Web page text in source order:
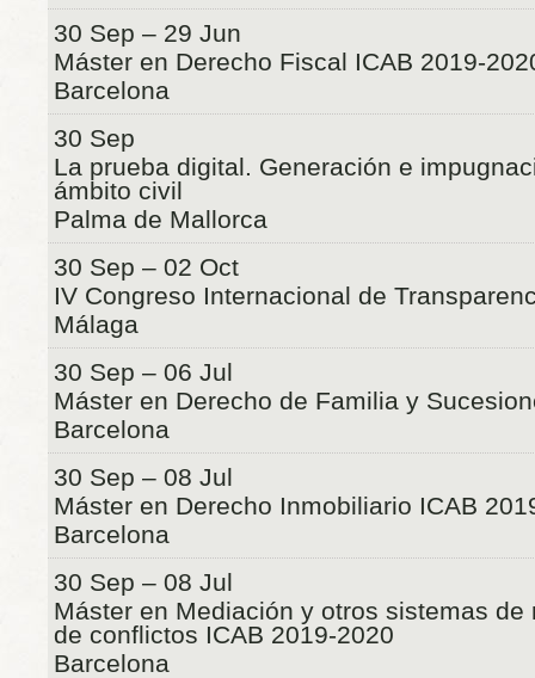
30 Sep – 29 Jun
Máster en Derecho Fiscal ICAB 2019-
Barcelona
30 Sep
La prueba digital. Generación e
ámbito civil
Palma de Mallorca
30 Sep – 02 Oct
IV Congreso Internacional de
Málaga
30 Sep – 06 Jul
Máster en Derecho de Familia y
Barcelona
30 Sep – 08 Jul
Máster en Derecho Inmobiliario ICAB
Barcelona
30 Sep – 08 Jul
Máster en Mediación y otros sistemas
de conflictos ICAB 2019-2020
Barcelona